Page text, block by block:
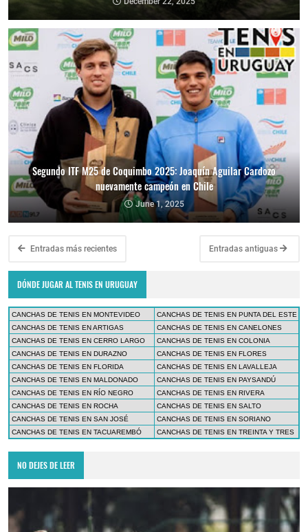
Segundo ITF M25 de Coquimbo 2025: Joaquín Aguilar Cardozo
nuevamente campeón en Chile
June 1, 2025
Entradas más recientes Entradas antiguas
DÓNDE JUGAR AL TENIS EN URUGUAY
CANCHAS DE TENIS EN MONTEVIDEO
CANCHAS DE TENIS EN PUNTA DEL ESTE
CANCHAS DE TENIS EN ARTIGAS
CANCHAS DE TENIS EN CANELONES
CANCHAS DE TENIS EN CERRO LARGO
CANCHAS DE TENIS EN COLONIA
CANCHAS DE TENIS EN DURAZNO
CANCHAS DE TENIS EN FLORES
CANCHAS DE TENIS EN FLORIDA
CANCHAS DE TENIS EN LAVALLEJA
CANCHAS DE TENIS EN MALDONADO
CANCHAS DE TENIS EN PAYSANDÚ
CANCHAS DE TENIS EN RÍO NEGRO
CANCHAS DE TENIS EN RIVERA
CANCHAS DE TENIS EN ROCHA
CANCHAS DE TENIS EN SALTO
CANCHAS DE TENIS EN SAN JOSÉ
CANCHAS DE TENIS EN SORIANO
CANCHAS DE TENIS EN TACUAREMBÓ
CANCHAS DE TENIS EN TREINTA Y TRES
NO DEJES DE LEER